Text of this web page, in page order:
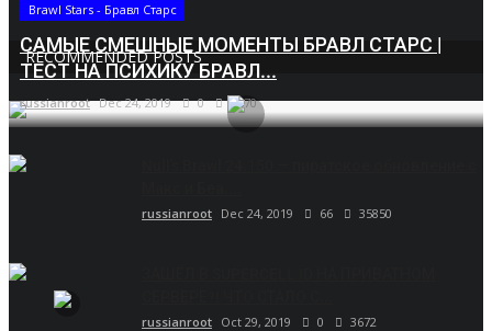
RECOMMENDED POSTS
Brawl Stars - Бравл Старс
САМЫЕ СМЕШНЫЕ МОМЕНТЫ БРАВЛ СТАРС |
ТЕСТ НА ПСИХИКУ БРАВЛ...
russianroot Dec 24, 2019 0 5670
russianroot Dec 24, 2019 66 35850
russianroot Oct 29, 2019 0 3672